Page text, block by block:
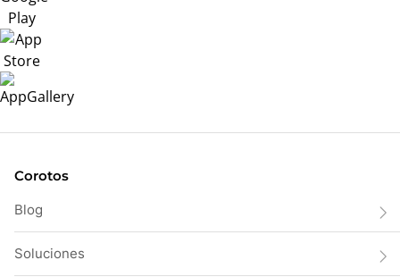
Corotos
Blog
Soluciones